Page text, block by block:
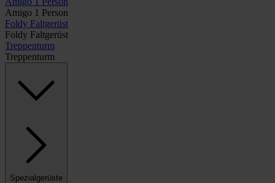
Amigo 1 Person
Foldy Faltgerüst
Foldy Faltgerüst
Treppenturm
Treppenturm
Spezialgerüste